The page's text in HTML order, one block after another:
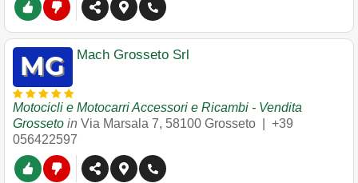
Mach Grosseto Srl
Motocicli e Motocarri Accessori e Ricambi - Vendita
Grosseto in Via Marsala 7, 58100 Grosseto
+39
056422597